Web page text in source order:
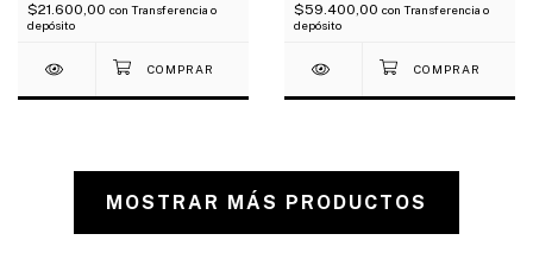
$21.600,00 con Transferencia o
depósito
$59.400,00 con Transferencia o
depósito
MOSTRAR MÁS PRODUCTOS